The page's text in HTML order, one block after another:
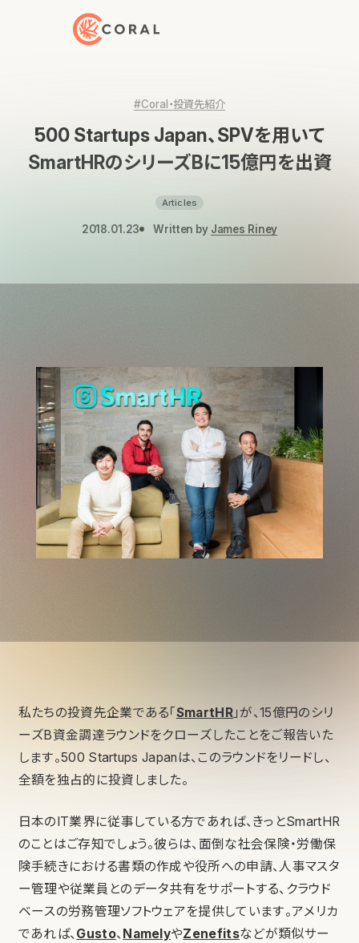
トップページへ戻る
#Coral・投資先紹介
500 Startups Japan、SPVを用いて
SmartHRのシリーズBに15億円を出資
Articles
2018.01.23 Written by James Riney
私たちの投資先企業である「 SmartHR 」が、15億円のシリ
ーズB資金調達ラウンドをクローズしたことをご報告いた
します。500 Startups Japanは、このラウンドをリードし、
全額を独占的に投資しました。
日本のIT業界に従事している方であれば、きっとSmartHR
のことはご存知でしょう。彼らは、面倒な社会保険・労働保
険手続きにおける書類の作成や役所への申請、人事マスタ
ー管理や従業員とのデータ共有をサポートする、クラウド
ベースの労務管理ソフトウェアを提供しています。アメリカ
であれば、 Gusto、 NamelyやZenefitsなどが類似サー